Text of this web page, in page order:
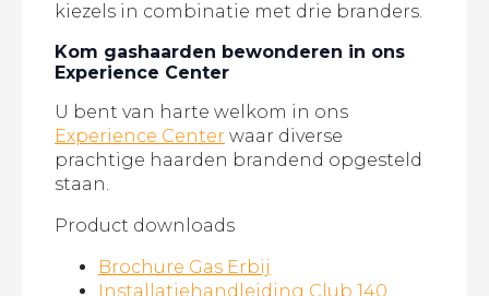
kiezels in combinatie met drie branders.
Kom gashaarden bewonderen in ons
Experience Center
U bent van harte welkom in ons
Experience Center waar diverse
prachtige haarden brandend opgesteld
staan.
Product downloads
Brochure Gas Erbij
Installatiehandleiding Club 140